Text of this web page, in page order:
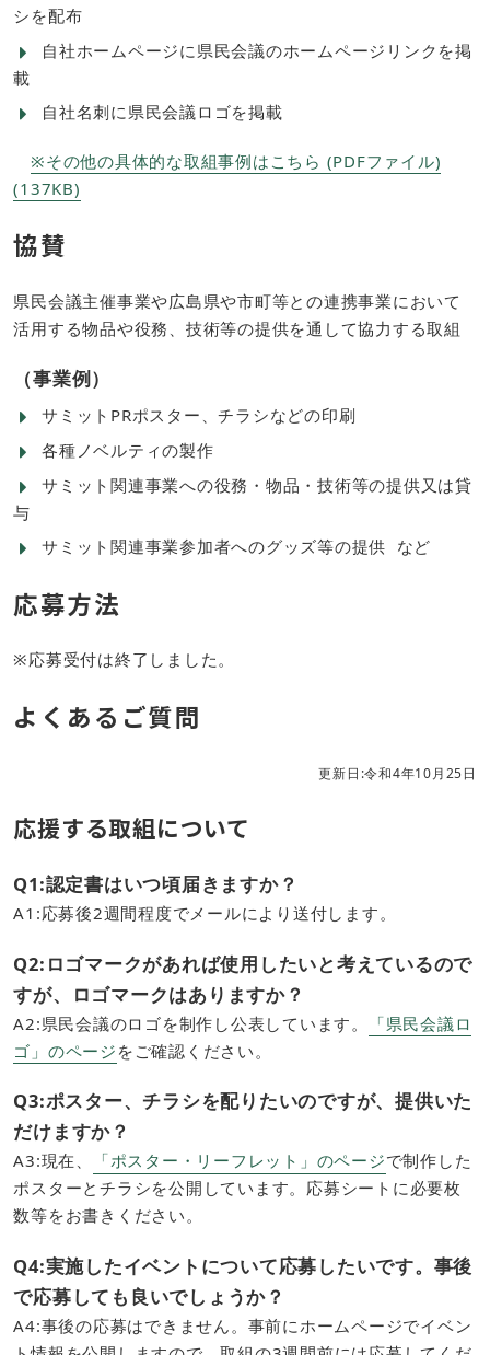
シを配布
自社ホームページに県民会議のホームページリンクを掲
載
自社名刺に県民会議ロゴを掲載
※その他の具体的な取組事例はこちら (PDFファイル)
(137KB)
協賛
県民会議主催事業や広島県や市町等との連携事業において
活用する物品や役務、技術等の提供を通して協力する取組
（事業例）
サミットPRポスター、チラシなどの印刷
各種ノベルティの製作
サミット関連事業への役務・物品・技術等の提供又は貸
与
サミット関連事業参加者へのグッズ等の提供 など
応募方法
※応募受付は終了しました。
よくあるご質問
更新日:令和4年10月25日
応援する取組について
Q1:認定書はいつ頃届きますか？
​A1:応募後2週間程度でメールにより送付します。
Q2:ロゴマークがあれば使用したいと考えているので
すが、ロゴマークはありますか？
​A2:県民会議のロゴを制作し公表しています。
「県民会議ロ
ゴ」のページ をご確認ください。
Q3:ポスター、チラシを配りたいのですが、提供いた
だけますか？
A3:現在、 「ポスター・リーフレット」のページで制作した
ポスターとチラシを公開しています。応募シートに必要枚
数等をお書きください。
Q4:実施したイベントについて応募したいです。事後
で応募しても良いでしょうか？
A4:事後の応募はできません。事前にホームページでイベン